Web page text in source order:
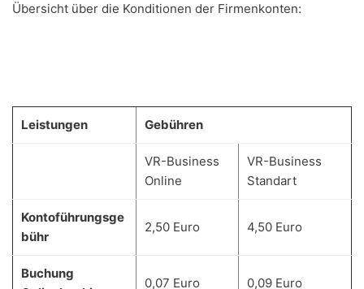
Übersicht über die Konditionen der Firmenkonten:
Leistungen Gebühren
VR-Business
Online
VR-Business
Standart
Kontoführungsge
bühr
2,50 Euro 4,50 Euro
Buchung
0,07 Euro 0,09 Euro